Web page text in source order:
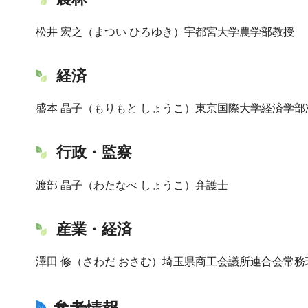
松井 宏之（まつい ひろゆき）宇都宮大学農学部教授
経済
盛本 晶子（もりもと しょうこ）東京国際大学経済学部
行政・監察
渡部 晶子（わたなべ しょうこ）弁護士
産業・経済
澤田 修（さわだ おさむ）埼玉県商工会議所連合会常務